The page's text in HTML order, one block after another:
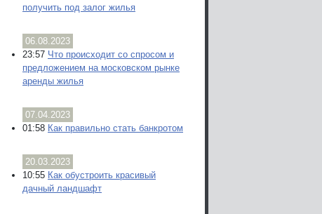
получить под залог жилья
06.08.2023
23:57 Что происходит со спросом и
предложением на московском рынке
аренды жилья
07.04.2023
01:58 Как правильно стать банкротом
20.03.2023
10:55 Как обустроить красивый
дачный ландшафт